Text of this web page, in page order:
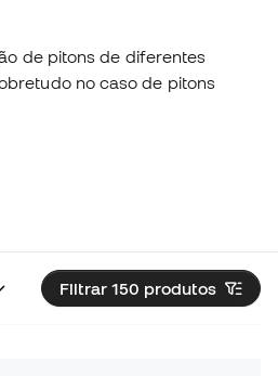
de pitons de diferentes
no caso de pitons
Filtrar 150 produtos